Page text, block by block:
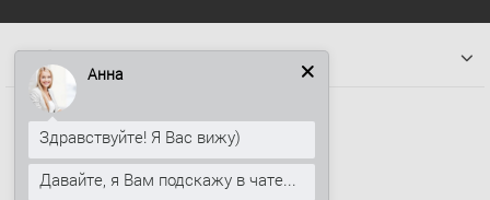
Информация
Наши контакты
+7 (812) 389-26-20
+7 (499) 444-14-71
Анна
Здравствуйте! Я Вас вижу)
Давайте, я Вам подскажу в чате...